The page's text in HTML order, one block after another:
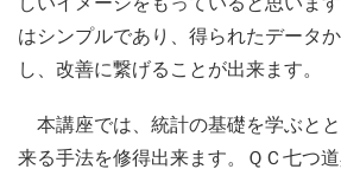
はシンプルであり、得られたデータ
し、改善に繋げることが出来ます。
本講座では、統計の基礎を学ぶと
来る手法を修得出来ます。ＱＣ七つ